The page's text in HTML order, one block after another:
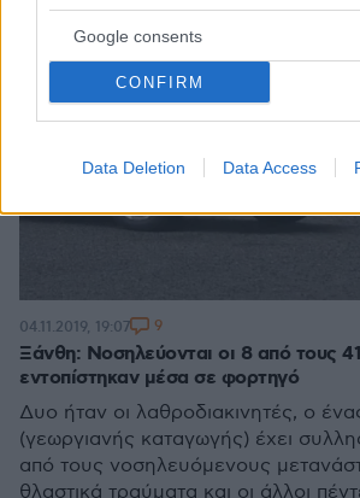
Google consents
CONFIRM
Data Deletion Data Access
Ξάνθη: Νοσηλεύονται οι 8 από τους
εντοπίστηκαν μέσα σε φορτηγό
Δυο ήταν οι λαθροδιακινητές, ο
(γεωργιανής καταγωγής) έχει
από τους νοσηλευόμενους
θλαστικά τραύματα και οι άλλοι
04.11.2019, 19:07 9